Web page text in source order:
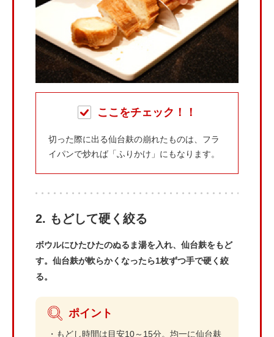
ここをチェック！！
切った際に出る仙台麸の崩れたものは、フラ
イパンで炒れば「ふりかけ」にもなります。
2. もどして硬く絞る
ボウルにひたひたのぬるま湯を入れ、仙台麸をもど
す。仙台麸が軟らかくなったら1枚ずつ手で硬く絞
る。
ポイント
・もどし時間は目安10～15分。均一に仙台麸